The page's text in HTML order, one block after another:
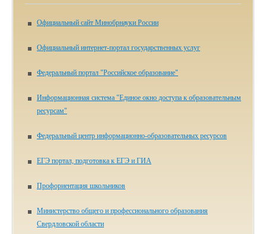
Официальный сайт Минобрнауки России
Официальный интернет-портал государственных услуг
Федеральный портал "Российское образование"
Информационная система "Единое окно доступа к образовательным
ресурсам"
Федеральный центр информационно-образовательных ресурсов
ЕГЭ портал, подготовка к ЕГЭ и ГИА
Профориентация школьников
Министерство общего и профессионального образования
Свердловской области